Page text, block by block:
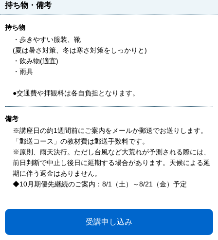
持ち物・備考
持ち物
・歩きやすい服装、靴
(夏は暑さ対策、冬は寒さ対策をしっかりと)
・飲み物(適宜)
・雨具
●交通費や拝観料は各自負担となります。
備考
※講座日の約1週間前にご案内をメールか郵送でお送りします。
「郵送コース」の教材費は郵送手数料です。
※原則、雨天決行。ただし台風など大荒れが予測される際には、
前日判断で中止し後日に延期する場合があります。天候による延
期に伴う返金はありません。
◆10月期優先継続のご案内：8/1（土）～8/21（金）予定
受講申し込み